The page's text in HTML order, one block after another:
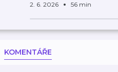
2. 6. 2026 56 min
KOMENTÁŘE